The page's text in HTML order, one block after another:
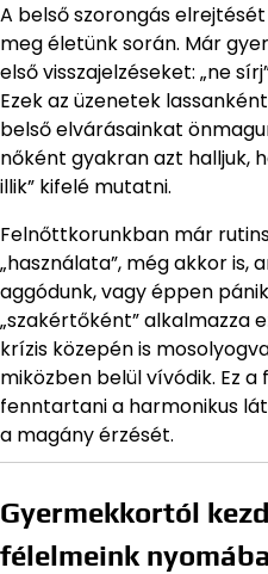
A belső szorongás
meg életünk során. Már
első visszajelzéseket: „ne
Ezek az üzenetek
belső elvárásainkat
nőként gyakran azt halljuk,
illik” kifelé mutatni.
Felnőttkorunkban már
„használata”, még akkor is,
aggódunk, vagy éppen
„szakértőként” alkalmazza
krízis közepén is
miközben belül vívódik. Ez
fenntartani a harmonikus
a magány érzését.
Gyermekkortól
félelmeink